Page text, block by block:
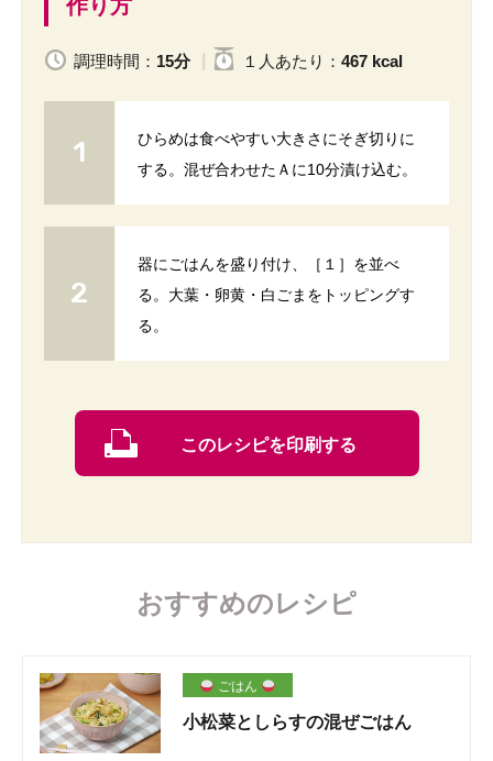
作り方
調理時間： 15分 １人 あたり ： 467 kcal
ひらめは食べやすい大きさにそぎ切りに
する。混ぜ合わせたＡに10分漬け込む。
器にごはんを盛り付け、［１］を並べ
る。大葉・卵黄・白ごまをトッピングす
る。
このレシピを印刷する
おすすめのレシピ
ごはん
小松菜としらすの混ぜごはん